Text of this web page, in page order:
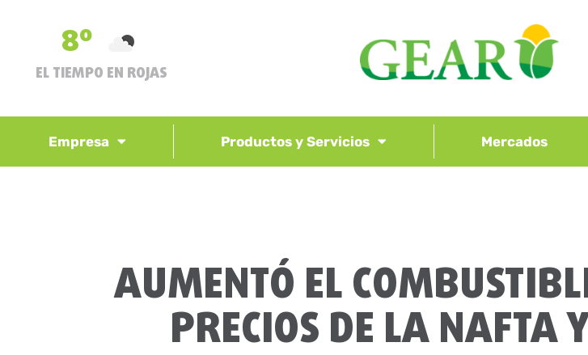
8º
EL TIEMPO EN ROJAS
Empresa Productos y Servicios Mercados
AUMENTÓ EL
PRECIOS DE LA NAFTA